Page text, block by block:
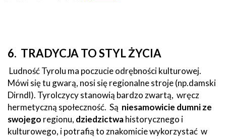
6. TRADYCJA TO STYL ŻYCIA
Ludność Tyrolu ma poczucie odrębności kulturowej.
Mówi się tu gwarą, nosi się regionalne stroje (np.damski
Dirndl). Tyrolczycy stanowią bardzo zwartą, wręcz
hermetyczną społeczność. Są niesamowicie dumni ze
swojego regionu, dziedzictwahistorycznego i
kulturowego, i potrafią to znakomicie wykorzystać w